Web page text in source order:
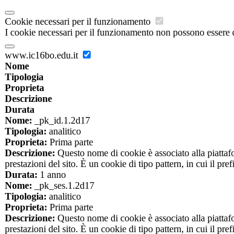
Cookie necessari per il funzionamento
I cookie necessari per il funzionamento non possono
www.ic16bo.edu.it
Nome
Tipologia
Proprieta
Descrizione
Durata
Nome: _pk_id.1.2d17
Tipologia: analitico
Proprieta: Prima parte
Descrizione: Questo nome di cookie è associato alla
prestazioni del sito. È un cookie di tipo pattern, in cui il
Durata: 1 anno
Nome: _pk_ses.1.2d17
Tipologia: analitico
Proprieta: Prima parte
Descrizione: Questo nome di cookie è associato alla
prestazioni del sito. È un cookie di tipo pattern, in cui il